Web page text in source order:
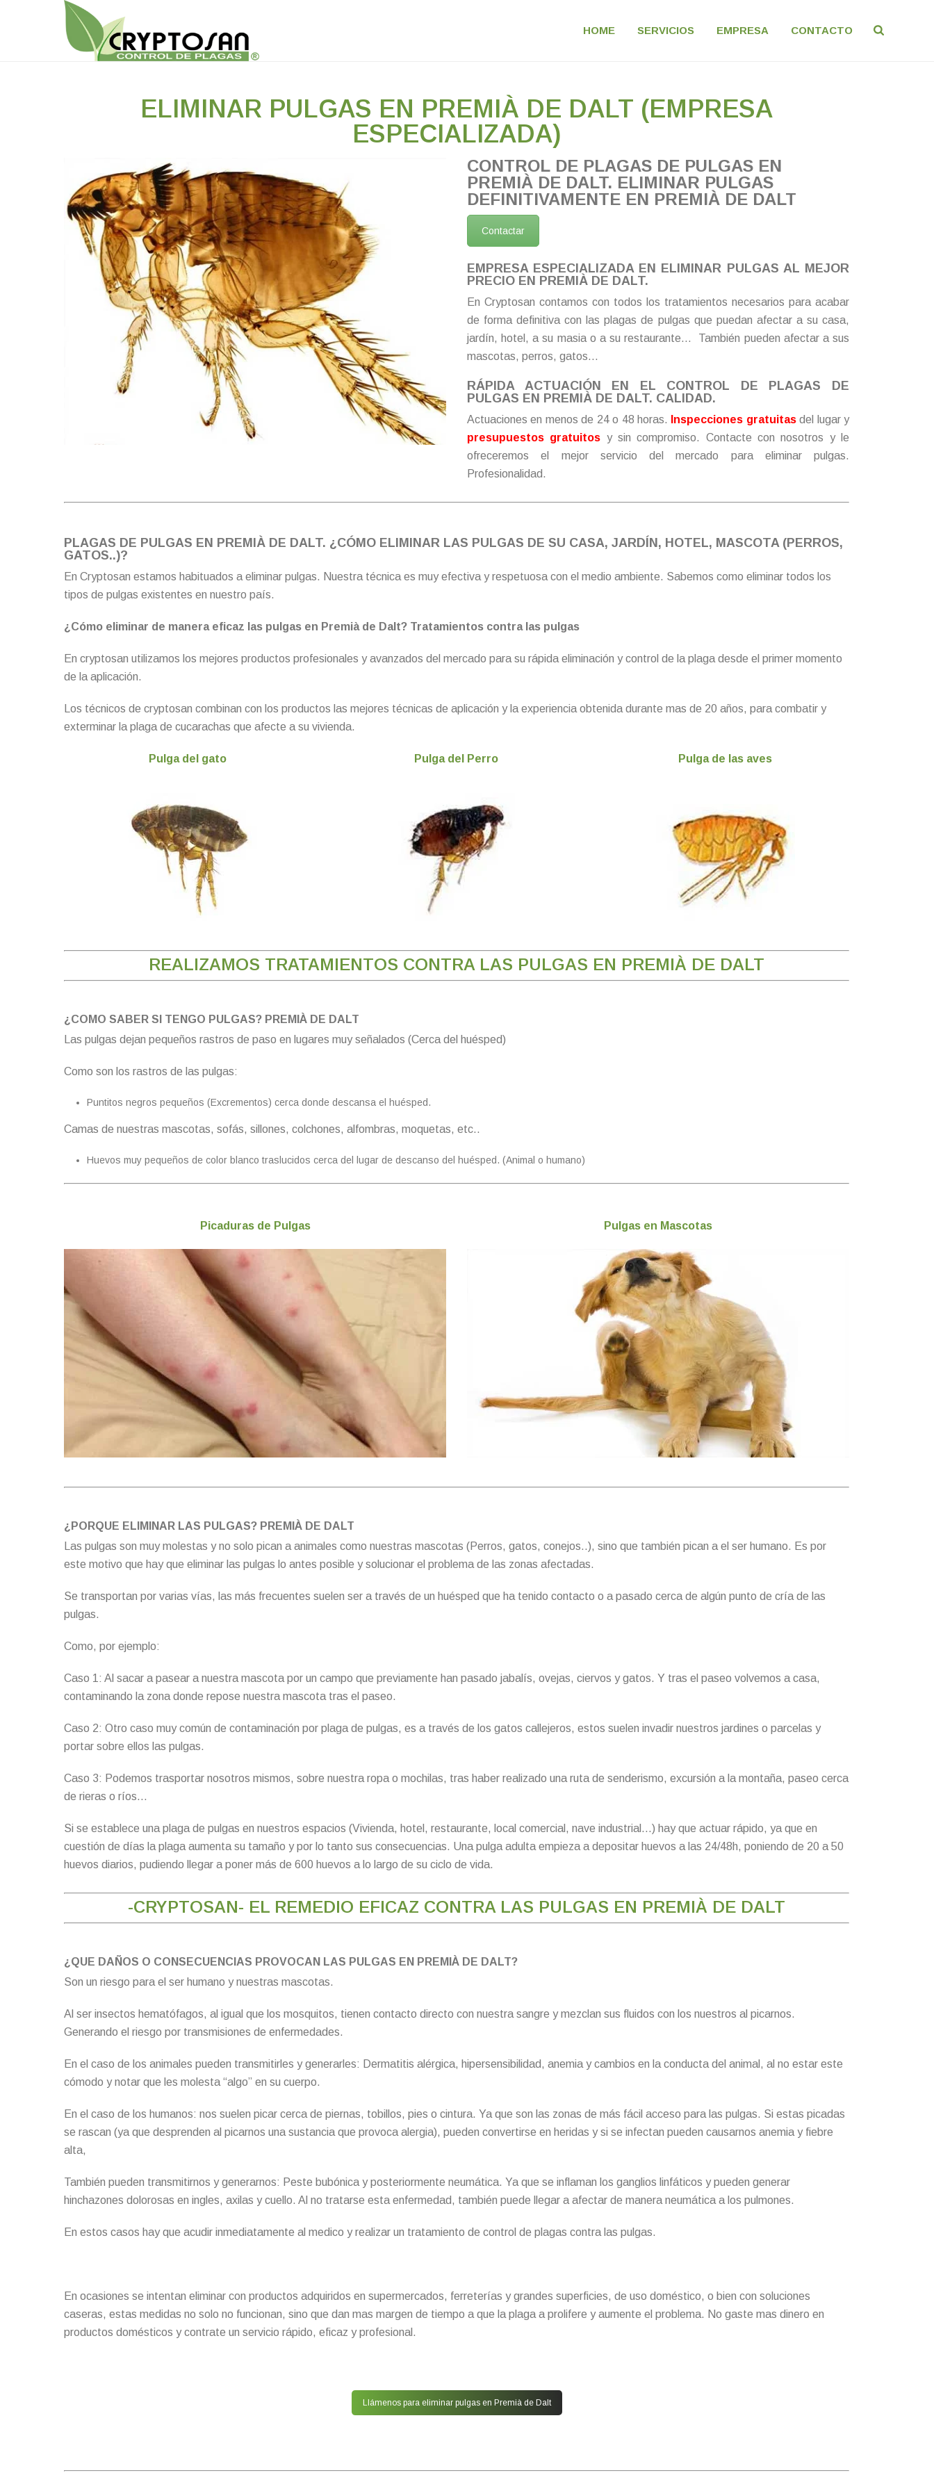
HOME SERVICIOS EMPRESA CONTACTO
ELIMINAR PULGAS EN PREMIÀ DE DALT (EMPRESA
ESPECIALIZADA)
CONTROL DE PLAGAS DE PULGAS EN
PREMIÀ DE DALT. ELIMINAR PULGAS
DEFINITIVAMENTE EN PREMIÀ DE DALT
Contactar
EMPRESA ESPECIALIZADA EN ELIMINAR PULGAS AL MEJOR
PRECIO EN PREMIÀ DE DALT.
En Cryptosan contamos con todos los tratamientos necesarios para acabar
de forma definitiva con las plagas de pulgas que puedan afectar a su casa,
jardín, hotel, a su masia o a su restaurante… También pueden afectar a sus
mascotas, perros, gatos…
RÁPIDA ACTUACIÓN EN EL CONTROL DE PLAGAS DE
PULGAS EN PREMIÀ DE DALT. CALIDAD.
Actuaciones en menos de 24 o 48 horas. Inspecciones gratuitasdel lugar y
presupuestos gratuitos y sin compromiso. Contacte con nosotros y le
ofreceremos el mejor servicio del mercado para eliminar pulgas.
Profesionalidad.
PLAGAS DE PULGAS EN PREMIÀ DE DALT. ¿CÓMO ELIMINAR LAS PULGAS DE SU CASA, JARDÍN, HOTEL, MASCOTA (PERROS,
GATOS..)?
En Cryptosan estamos habituados a eliminar pulgas. Nuestra técnica es muy efectiva y respetuosa con el medio ambiente. Sabemos como eliminar todos los
tipos de pulgas existentes en nuestro país.
¿Cómo eliminar de manera eficaz las pulgas en Premià de Dalt? Tratamientos contra las pulgas
En cryptosan utilizamos los mejores productos profesionales y avanzados del mercado para su rápida eliminación y control de la plaga desde el primer momento
de la aplicación.
Los técnicos de cryptosan combinan con los productos las mejores técnicas de aplicación y la experiencia obtenida durante mas de 20 años, para combatir y
exterminar la plaga de cucarachas que afecte a su vivienda.
Pulga del gato Pulga del Perro Pulga de las aves
REALIZAMOS TRATAMIENTOS CONTRA LAS PULGAS EN PREMIÀ DE DALT
¿COMO SABER SI TENGO PULGAS? PREMIÀ DE DALT
Las pulgas dejan pequeños rastros de paso en lugares muy señalados (Cerca del huésped)
Como son los rastros de las pulgas:
Puntitos negros pequeños (Excrementos) cerca donde descansa el huésped.
Camas de nuestras mascotas, sofás, sillones, colchones, alfombras, moquetas, etc..
Huevos muy pequeños de color blanco traslucidos cerca del lugar de descanso del huésped. (Animal o humano)
Picaduras de Pulgas Pulgas en Mascotas
¿PORQUE ELIMINAR LAS PULGAS? PREMIÀ DE DALT
Las pulgas son muy molestas y no solo pican a animales como nuestras mascotas (Perros, gatos, conejos..), sino que también pican a el ser humano. Es por
este motivo que hay que eliminar las pulgas lo antes posible y solucionar el problema de las zonas afectadas.
Se transportan por varias vías, las más frecuentes suelen ser a través de un huésped que ha tenido contacto o a pasado cerca de algún punto de cría de las
pulgas.
Como, por ejemplo:
Caso 1: Al sacar a pasear a nuestra mascota por un campo que previamente han pasado jabalís, ovejas, ciervos y gatos. Y tras el paseo volvemos a casa,
contaminando la zona donde repose nuestra mascota tras el paseo.
Caso 2: Otro caso muy común de contaminación por plaga de pulgas, es a través de los gatos callejeros, estos suelen invadir nuestros jardines o parcelas y
portar sobre ellos las pulgas.
Caso 3: Podemos trasportar nosotros mismos, sobre nuestra ropa o mochilas, tras haber realizado una ruta de senderismo, excursión a la montaña, paseo cerca
de rieras o ríos…
Si se establece una plaga de pulgas en nuestros espacios (Vivienda, hotel, restaurante, local comercial, nave industrial…) hay que actuar rápido, ya que en
cuestión de días la plaga aumenta su tamaño y por lo tanto sus consecuencias. Una pulga adulta empieza a depositar huevos a las 24/48h, poniendo de 20 a 50
huevos diarios, pudiendo llegar a poner más de 600 huevos a lo largo de su ciclo de vida.
-CRYPTOSAN- EL REMEDIO EFICAZ CONTRA LAS PULGAS EN PREMIÀ DE DALT
¿QUE DAÑOS O CONSECUENCIAS PROVOCAN LAS PULGAS EN PREMIÀ DE DALT?
Son un riesgo para el ser humano y nuestras mascotas.
Al ser insectos hematófagos, al igual que los mosquitos, tienen contacto directo con nuestra sangre y mezclan sus fluidos con los nuestros al picarnos.
Generando el riesgo por transmisiones de enfermedades.
En el caso de los animales pueden transmitirles y generarles: Dermatitis alérgica, hipersensibilidad, anemia y cambios en la conducta del animal, al no estar este
cómodo y notar que les molesta “algo” en su cuerpo.
En el caso de los humanos: nos suelen picar cerca de piernas, tobillos, pies o cintura. Ya que son las zonas de más fácil acceso para las pulgas. Si estas picadas
se rascan (ya que desprenden al picarnos una sustancia que provoca alergia), pueden convertirse en heridas y si se infectan pueden causarnos anemia y fiebre
alta,
También pueden transmitirnos y generarnos: Peste bubónica y posteriormente neumática. Ya que se inflaman los ganglios linfáticos y pueden generar
hinchazones dolorosas en ingles, axilas y cuello. Al no tratarse esta enfermedad, también puede llegar a afectar de manera neumática a los pulmones.
En estos casos hay que acudir inmediatamente al medico y realizar un tratamiento de control de plagas contra las pulgas.
En ocasiones se intentan eliminar con productos adquiridos en supermercados, ferreterías y grandes superficies, de uso doméstico, o bien con soluciones
caseras, estas medidas no solo no funcionan, sino que dan mas margen de tiempo a que la plaga a prolifere y aumente el problema. No gaste mas dinero en
productos domésticos y contrate un servicio rápido, eficaz y profesional.
Llámenos para eliminar pulgas en Premià de Dalt